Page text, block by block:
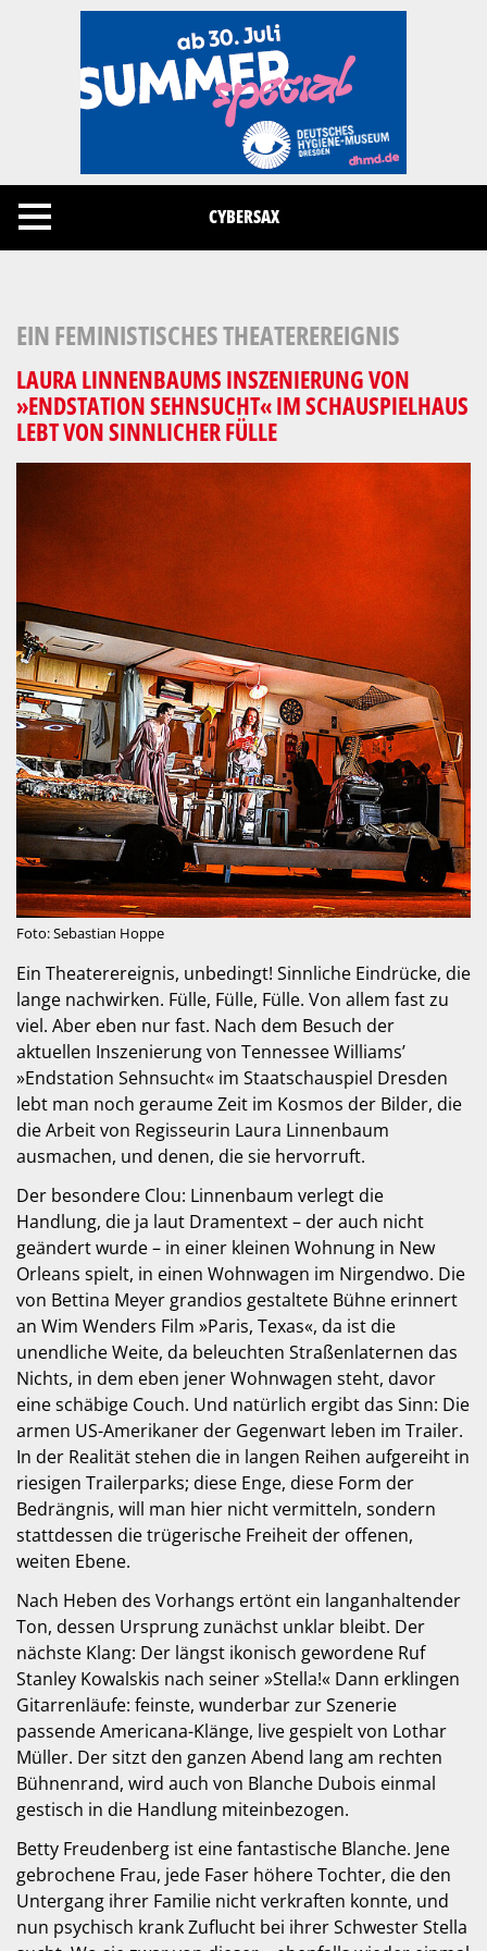
CYBERSAX
EIN FEMINISTISCHES THEATEREREIGNIS
LAURA LINNENBAUMS INSZENIERUNG VON
»ENDSTATION SEHNSUCHT« IM SCHAUSPIELHAUS
LEBT VON SINNLICHER FÜLLE
Foto: Sebastian Hoppe
Ein Theaterereignis, unbedingt! Sinnliche Eindrücke, die
lange nachwirken. Fülle, Fülle, Fülle. Von allem fast zu
viel. Aber eben nur fast. Nach dem Besuch der
aktuellen Inszenierung von Tennessee Williams’
»Endstation Sehnsucht« im Staatschauspiel Dresden
lebt man noch geraume Zeit im Kosmos der Bilder, die
die Arbeit von Regisseurin Laura Linnenbaum
ausmachen, und denen, die sie hervorruft.
Der besondere Clou: Linnenbaum verlegt die
Handlung, die ja laut Dramentext – der auch nicht
geändert wurde – in einer kleinen Wohnung in New
Orleans spielt, in einen Wohnwagen im Nirgendwo. Die
von Bettina Meyer grandios gestaltete Bühne erinnert
an Wim Wenders Film »Paris, Texas«, da ist die
unendliche Weite, da beleuchten Straßenlaternen das
Nichts, in dem eben jener Wohnwagen steht, davor
eine schäbige Couch. Und natürlich ergibt das Sinn: Die
armen US-Amerikaner der Gegenwart leben im Trailer.
In der Realität stehen die in langen Reihen aufgereiht in
riesigen Trailerparks; diese Enge, diese Form der
Bedrängnis, will man hier nicht vermitteln, sondern
stattdessen die trügerische Freiheit der offenen,
weiten Ebene.
Nach Heben des Vorhangs ertönt ein langanhaltender
Ton, dessen Ursprung zunächst unklar bleibt. Der
nächste Klang: Der längst ikonisch gewordene Ruf
Stanley Kowalskis nach seiner »Stella!« Dann erklingen
Gitarrenläufe: feinste, wunderbar zur Szenerie
passende Americana-Klänge, live gespielt von Lothar
Müller. Der sitzt den ganzen Abend lang am rechten
Bühnenrand, wird auch von Blanche Dubois einmal
gestisch in die Handlung miteinbezogen.
Betty Freudenberg ist eine fantastische Blanche. Jene
gebrochene Frau, jede Faser höhere Tochter, die den
Untergang ihrer Familie nicht verkraften konnte, und
nun psychisch krank Zuflucht bei ihrer Schwester Stella
Cookies management panel